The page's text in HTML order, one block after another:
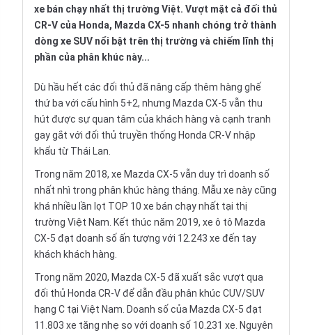
xe bán chạy nhất thị trường Việt. Vượt mặt cả đối thủ
CR-V của Honda, Mazda CX-5 nhanh chóng trở thành
dòng xe SUV nổi bật trên thị trường và chiếm lĩnh thị
phần của phân khúc này...
Dù hầu hết các đối thủ đã nâng cấp thêm hàng ghế
thứ ba với cấu hình 5+2, nhưng Mazda CX-5 vẫn thu
hút được sự quan tâm của khách hàng và cạnh tranh
gay gắt với đối thủ truyền thống Honda CR-V nhập
khẩu từ Thái Lan.
Trong năm 2018, xe Mazda CX-5 vẫn duy trì doanh số
nhất nhì trong phân khúc hàng tháng. Mẫu xe này cũng
khá nhiều lần lọt TOP 10 xe bán chạy nhất tại thị
trường Việt Nam. Kết thúc năm 2019, xe ô tô Mazda
CX-5 đạt doanh số ấn tượng với 12.243 xe đến tay
khách khách hàng.
Trong năm 2020, Mazda CX-5 đã xuất sắc vượt qua
đối thủ Honda CR-V để dẫn đầu phân khúc CUV/SUV
hạng C tại Việt Nam. Doanh số của Mazda CX-5 đạt
11.803 xe tăng nhẹ so với doanh số 10.231 xe. Nguyên